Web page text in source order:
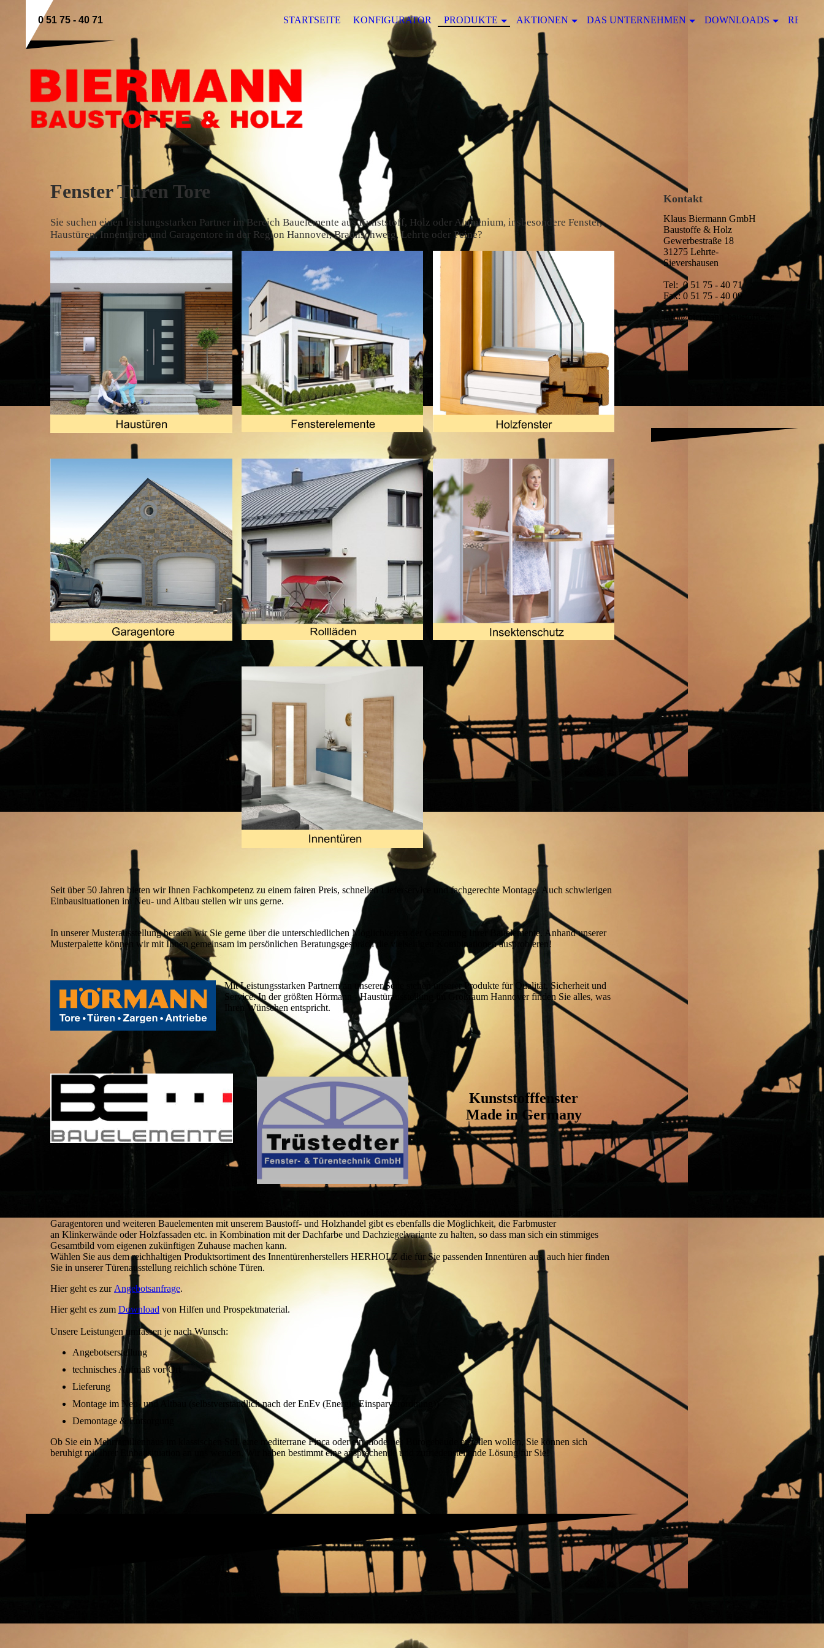
STARTSEITE KONFIGURATOR PRODUKTE AKTIONEN DAS UNTERNEHMEN DOWNLOADS
0 51 75 - 40 71
Fenster Türen Tore
Sie suchen einen leistungsstarken Partner im Bereich Bauelemente aus Kunststoff, Holz oder Aluminium, insbesondere Fenster,
Haustüren, Innentüren und Garagentore in der Region Hannover, Braunschweig, Lehrte oder Peine?
Seit über 50 Jahren bieten wir Ihnen Fachkompetenz zu einem fairen Preis, schnellen Lieferservice und fachgerechte Montage. Auch schwierigen
Einbausituationen im Neu- und Altbau stellen wir uns gerne.
In unserer Musterausstellung beraten wir Sie gerne über die unterschiedlichen Möglichkeiten der Gestaltung Ihrer Bauelemente. Anhand unserer
Musterpalette können wir mit Ihnen gemeinsam im persönlichen Beratungsgespräch die vielseitigen Kombinationen ausprobieren!
Mit Leistungsstarken Partnern an unserer Seite stehen unserer Produkte für Qualität, Sicherheit und
Service. In der größten Hörmann - Haustürausstellung im Großraum Hannover finden Sie alles, was
Ihren Wünschen entspricht.
Kunststofffenster
Made in Germany
Garagentoren und weiteren Bauelementen mit unserem Baustoff- und Holzhandel gibt es ebenfalls die Möglichkeit, die Farbmuster
an Klinkerwände oder Holzfassaden etc. in Kombination mit der Dachfarbe und Dachziegelvariante zu halten, so dass man sich ein stimmiges
Gesamtbild vom eigenen zukünftigen Zuhause machen kann.
Wählen Sie aus dem reichhaltigen Produktsortiment des Innentürenherstellers HERHOLZ die für Sie passenden Innentüren aus, auch hier finden
Sie in unserer Türenausstellung reichlich schöne Türen.
Hier geht es zur Angebotsanfrage.
Hier geht es zum Download von Hilfen und Prospektmaterial.
Unsere Leistungen umfassen je nach Wunsch:
Angebotserstellung
technisches Aufmaß vor Ort
Lieferung
Montage im Neu- und Altbau (selbstverständlich nach der EnEv (Energie-Einsparverordnung))
Demontage & Entsorgung
Ob Sie ein Mehrfamilienhaus im klassischen Stil, eine mediterrane Finca oder ein modernes Bürogebäude erstellen wollen, Sie können sich
beruhigt mit Ihrer Einbausituation an uns wenden. Wir haben bestimmt eine ansprechende und zufriedenstellende Lösung für Sie!
Kontakt
Klaus Biermann GmbH
Baustoffe & Holz
Gewerbestraße 18
31275 Lehrte-
Sievershausen
Tel: 0 51 75 - 40 71
Fax: 0 51 75 - 40 09
info@biermann-baustoffe.de